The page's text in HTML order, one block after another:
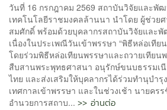
วันที่ 16 กรกฎาคม 2569 สถาบันวิจัยและพั
เทคโนโลยีราชมงคลล้านนา นำโดย ผู้ช่วย
สมศักดิ์ พร้อมด้วยบุคลากรสถาบันวิจัยและพั
เนื่องในประเพณีวันเข้าพรรษา “พิธีหล่อเทีย
โดยร่วมพิธีหล่อเทียนพรรษาและถวายเทียน
สืบสานพระพุทธศาสนา อนุรักษ์ขนบธรรมเ
ไทย และส่งเสริมให้บุคลากรได้ร่วมทำนุบำ
เทศกาลเข้าพรรษา และในช่วงเช้า นายคร
อำนวยการสถาบ... >> อ่านต่อ